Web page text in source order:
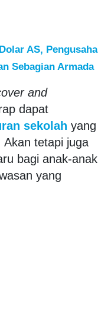
AS, Pengusaha
Sebagian Armada
and
dapat
sekolah yang
Akan tetapi juga
bagi anak-anak
yang